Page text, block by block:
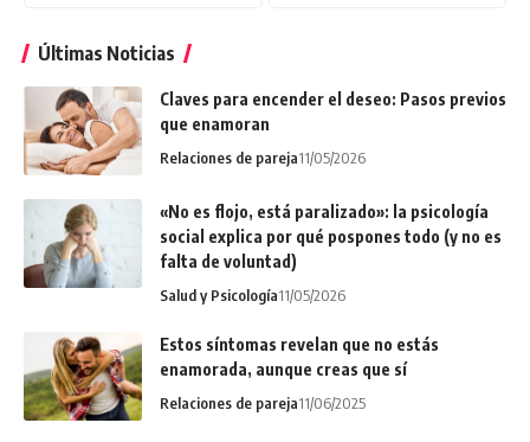
Últimas Noticias
Claves para encender el deseo: Pasos previos
que enamoran
Relaciones de pareja11/05/2026
«No es flojo, está paralizado»: la psicología
social explica por qué pospones todo (y no es
falta de voluntad)
Salud y Psicología11/05/2026
Estos síntomas revelan que no estás
enamorada, aunque creas que sí
Relaciones de pareja11/06/2025